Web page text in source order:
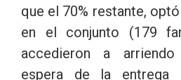
que el 70% restante,
en el conjunto (179
accedieron a
espera de la entrega